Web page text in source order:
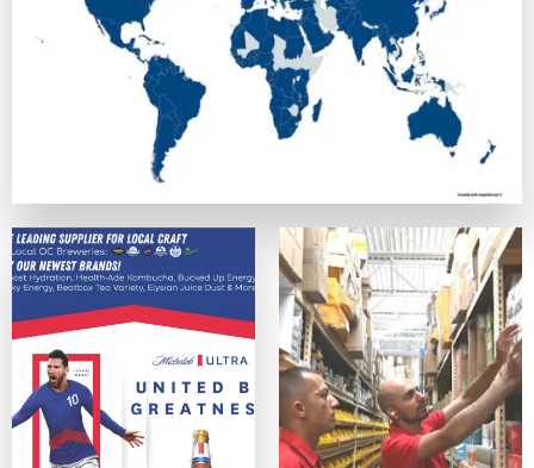
正式なライセンスを持ち、SSL暗号化でデータを守っている
カスタマーサポート
優秀なカジノは、迅速で親切なサポート体制を提供してい
便利さ・モバイル対応
スマホ、タブレットデバイス、PCのどれからでも問題なく
ゲームの質
ネットエント、Microgaming、プレイテック、Evolution
オンラインカジノサイトの入出金手段
カジノプロファイルを作成したら、次のステップは入金手
クレジットは最も手軽なデポジット手段の一つの方法です